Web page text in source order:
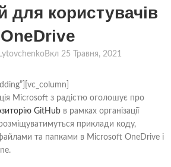
для користувачів
OneDrive
Вкл 25 Травня, 2021
Microsoft з радістю оголошує про
GitHub в рамках організації
приклади коду,
файлами та папками в Microsoft OneDrive і